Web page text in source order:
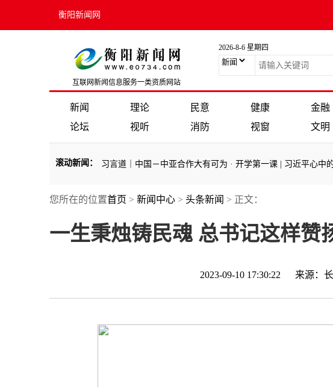
衡阳新闻网
互联网新闻信息服务一类资质网站
2026-8-6 星期四
新闻 理论 民意 健康 金融
论坛
视听 消防 视窗 文明
滚动新闻 ：
以我来路，赠你灯火 ·习言道｜中国－中亚合作大有可为 ·开学第一课 | 习近平心中的
以我来路，赠你灯火· 习言道｜中国－中亚合作大有可为· 开学第一课 | 习近平心中的大
您所在的位置首页 > 新闻中心 > 头条新闻 > 正文：
一生秉烛铸民魂 总书记这样赞
2023-09-10 17:30:22 来源：